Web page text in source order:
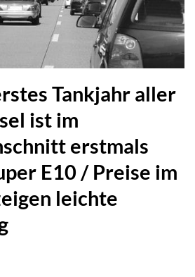
Tankjahr aller
ist im
erstmals
E10 / Preise im
leichte